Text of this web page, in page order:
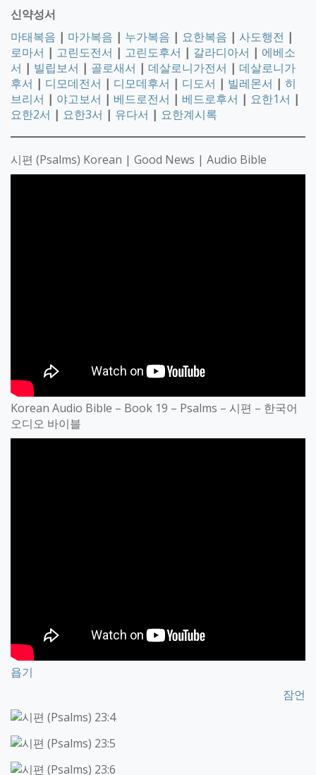
신약성서
마태복음 | 마가복음 | 누가복음 | 요한복음 | 사도행전 |
로마서 | 고린도전서 | 고린도후서 | 갈라디아서 | 에베소
서 | 빌립보서 | 골로새서 | 데살로니가전서 | 데살로니가
후서 | 디모데전서 | 디모데후서 | 디도서 | 빌레몬서 | 히
브리서 | 야고보서 | 베드로전서 | 베드로후서 | 요한1서 |
요한2서 | 요한3서 | 유다서 | 요한계시록
시편 (Psalms) Korean | Good News | Audio Bible
Korean Audio Bible – Book 19 – Psalms – 시편 – 한국어
오디오 바이블
욥기
잠언